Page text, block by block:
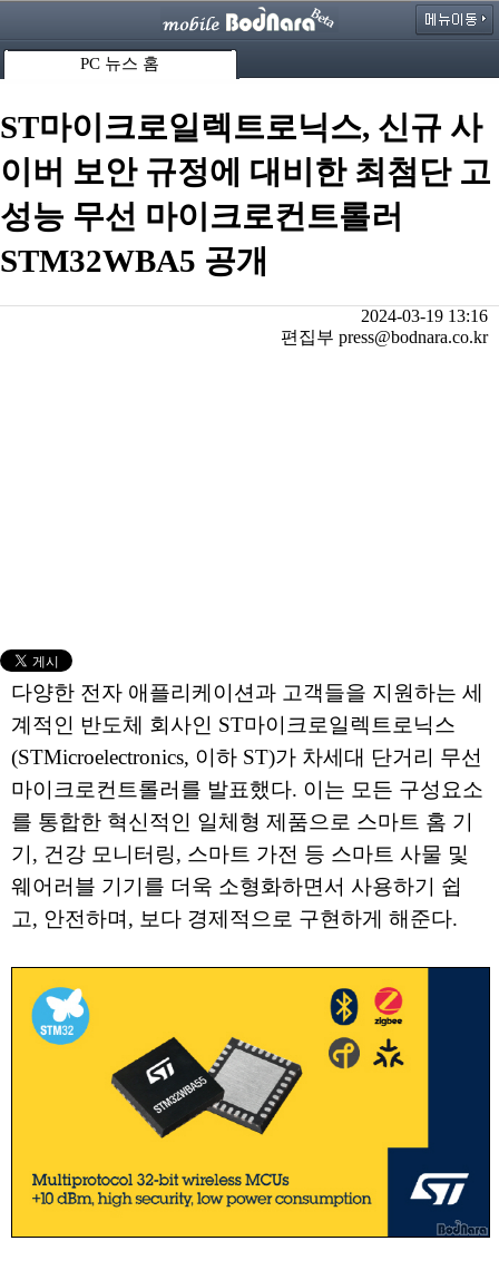
PC 뉴스 홈
ST마이크로일렉트로닉스, 신규 사
이버 보안 규정에 대비한 최첨단 고
성능 무선 마이크로컨트롤러
STM32WBA5 공개
2024-03-19 13:16
편집부 press@bodnara.co.kr
다양한 전자 애플리케이션과 고객들을 지원하는 세
계적인 반도체 회사인 ST마이크로일렉트로닉스
(STMicroelectronics, 이하 ST)가 차세대 단거리 무선
마이크로컨트롤러를 발표했다. 이는 모든 구성요소
를 통합한 혁신적인 일체형 제품으로 스마트 홈 기
기, 건강 모니터링, 스마트 가전 등 스마트 사물 및
웨어러블 기기를 더욱 소형화하면서 사용하기 쉽
고, 안전하며, 보다 경제적으로 구현하게 해준다.